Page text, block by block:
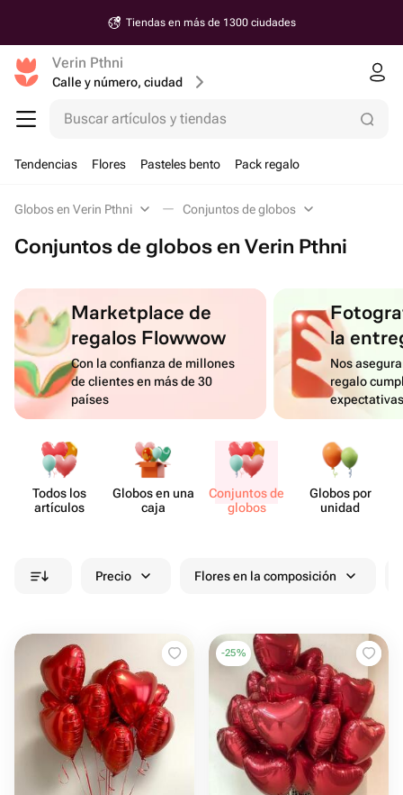
Tiendas en más de 1300 ciudades
Verin Pthni
Calle y número, ciudad
Buscar artículos y tiendas
Tendencias Flores Pasteles bento Pack regalo
Globos en Verin Pthni Conjuntos de globos
Conjuntos de globos en Verin Pthni
Marketplace de
regalos Flowwow
Con la confianza de millones
de clientes en más de 30
países
la
Nos
regalo
Todos los
artículos
Globos en una
caja
Conjuntos de
globos
Globos por
unidad
Precio Flores en la composición
-25%